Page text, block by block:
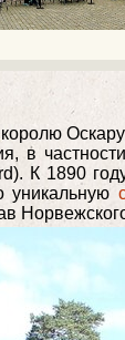
в
К 1890
уникальную